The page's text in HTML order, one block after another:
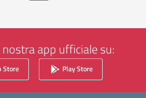
nostra app ufficiale su:
Store Play Store